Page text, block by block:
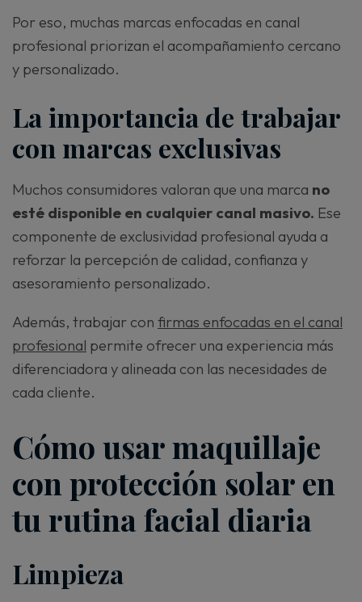
Por eso, muchas marcas enfocadas en canal
profesional priorizan el acompañamiento cercano
y personalizado.
La importancia de trabajar
con marcas exclusivas
Muchos consumidores valoran que una marca no
esté disponible en cualquier canal masivo. Ese
componente de exclusividad profesional ayuda a
reforzar la percepción de calidad, confianza y
asesoramiento personalizado.
Además, trabajar con firmas enfocadas en el canal
profesional permite ofrecer una experiencia más
diferenciadora y alineada con las necesidades de
cada cliente.
Cómo usar maquillaje
con protección solar en
tu rutina facial diaria
Limpieza